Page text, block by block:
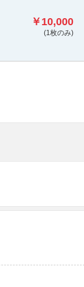
￥10,000
(1枚のみ)